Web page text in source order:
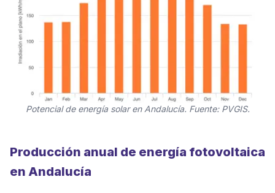
Potencial de energía solar en Andalucía. Fuente: PVGIS.
Producción anual de energía fotovoltaica
en Andalucía